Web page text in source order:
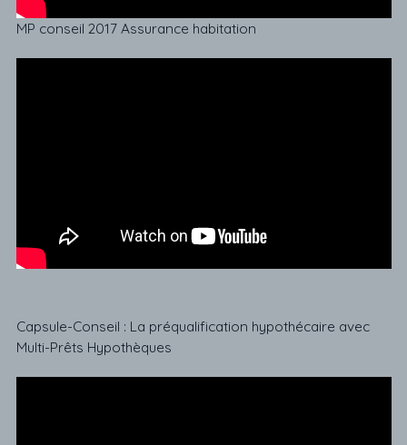
MP conseil 2017 Assurance habitation
Capsule-Conseil : La préqualification hypothécaire avec
Multi-Prêts Hypothèques